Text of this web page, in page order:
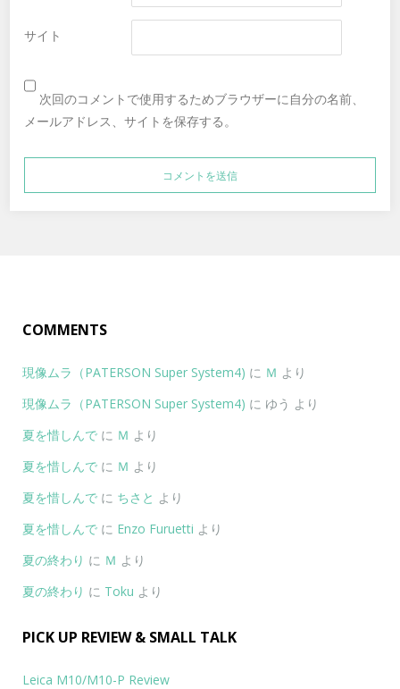
サイト
次回のコメントで使用するためブラウザーに自分の名前、
メールアドレス、サイトを保存する。
COMMENTS
現像ムラ（PATERSON Super System4) に Ｍ より
現像ムラ（PATERSON Super System4) に ゆう より
夏を惜しんで に Ｍ より
夏を惜しんで に Ｍ より
夏を惜しんで に ちさと より
夏を惜しんで に Enzo Furuetti より
夏の終わり に Ｍ より
夏の終わり に Toku より
PICK UP REVIEW & SMALL TALK
Leica M10/M10-P Review